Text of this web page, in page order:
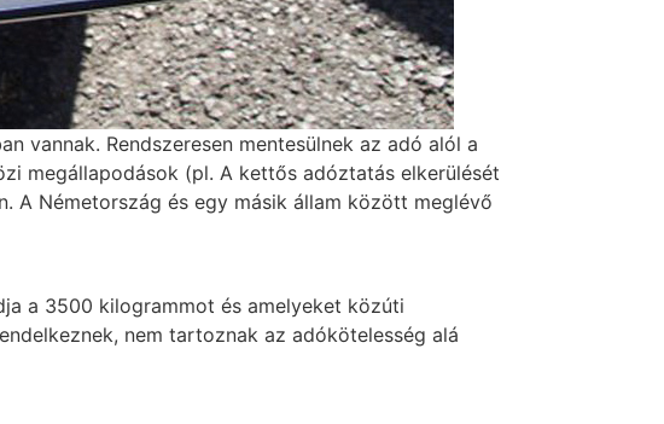
vannak. Rendszeresen mentesülnek az adó alól a
megállapodások (pl. A kettős adóztatás elkerülését
A Németország és egy másik állam között meglévő
a 3500 kilogrammot és amelyeket közúti
nem tartoznak az adókötelesség alá